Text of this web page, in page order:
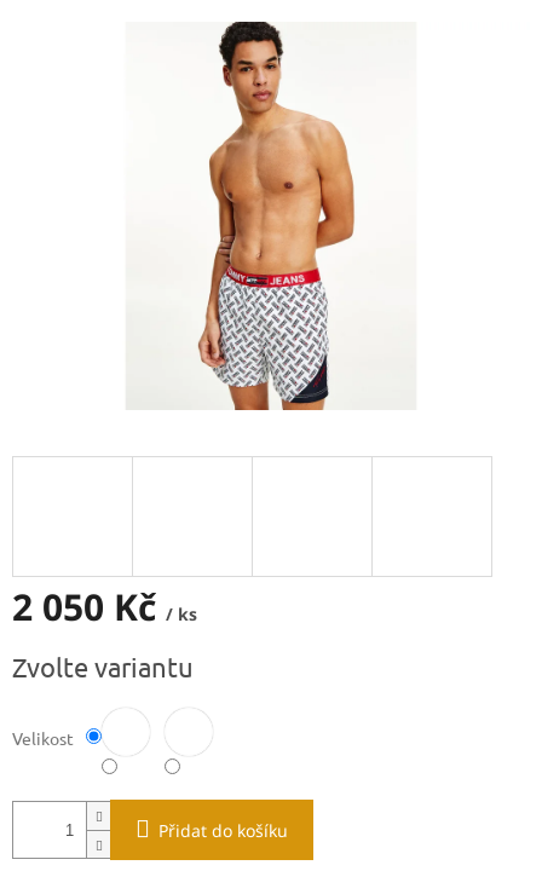
hvězdiček.
2 050 Kč / ks
cena:
Zvolte variantu
Velikost
Přidat do košíku